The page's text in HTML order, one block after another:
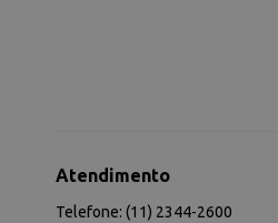
Atendimento
Telefone: (11) 2344-2600